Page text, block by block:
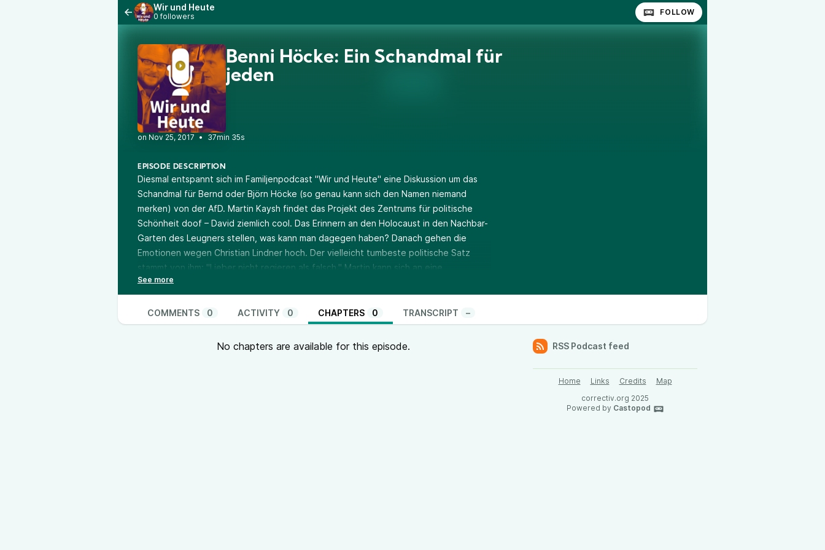
Wir und Heute
0 followers FOLLOW
Benni Höcke: Ein Schandmal für
jeden
• 37min 35s
EPISODE DESCRIPTION
Diesmal entspannt sich im Familjenpodcast "Wir und Heute" eine Diskussion um das
Schandmal für Bernd oder Björn Höcke (so genau kann sich den Namen niemand
merken) von der AfD. Martin Kaysh findet das Projekt des Zentrums für politische
Schönheit doof – David ziemlich cool. Das Erinnern an den Holocaust in den Nachbar-
Garten des Leugners stellen, was kann man dagegen haben? Danach gehen die
Emotionen wegen Christian Lindner hoch. Der vielleicht tumbeste politische Satz
stammt von ihm: "Lieber nicht regieren als falsch." Martin kann sich an eine
Begegnung mit ihm erinnern....
COMMENTS 0 ACTIVITY 0 CHAPTERS 0 TRANSCRIPT –
No chapters are available for this episode. RSS Podcast feed
Home Links Credits
Map
correctiv.org 2025
Powered by Castopod